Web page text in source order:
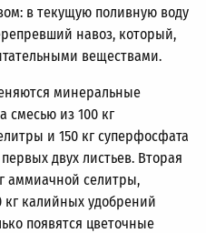
в текущую поливную воду
навоз, который,
веществами.
минеральные
смесью из 100 кг
и 150 кг суперфосфата
двух листьев. Вторая
аммиачной селитры,
калийных удобрений
появятся цветочные